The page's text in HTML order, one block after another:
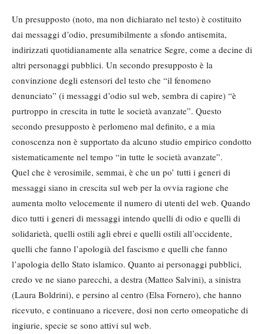
Un presupposto (noto, ma non dichiarato nel testo) è costituito
dai messaggi d’odio, presumibilmente a sfondo antisemita,
indirizzati quotidianamente alla senatrice Segre, come a decine di
altri personaggi pubblici. Un secondo presupposto è la
convinzione degli estensori del testo che “il fenomeno
denunciato” (i messaggi d’odio sul web, sembra di capire) “è
purtroppo in crescita in tutte le società avanzate”. Questo
secondo presupposto è perlomeno mal definito, e a mia
conoscenza non è supportato da alcuno studio empirico condotto
sistematicamente nel tempo “in tutte le società avanzate”.
Quel che è verosimile, semmai, è che un po’ tutti i generi di
messaggi siano in crescita sul web per la ovvia ragione che
aumenta molto velocemente il numero di utenti del web. Quando
dico tutti i generi di messaggi intendo quelli di odio e quelli di
solidarietà, quelli ostili agli ebrei e quelli ostili all’occidente,
quelli che fanno l’apologià del fascismo e quelli che fanno
l’apologia dello Stato islamico. Quanto ai personaggi pubblici,
credo ve ne siano parecchi, a destra (Matteo Salvini), a sinistra
(Laura Boldrini), e persino al centro (Elsa Fornero), che hanno
ricevuto, e continuano a ricevere, dosi non certo omeopatiche di
ingiurie, specie se sono attivi sul web.